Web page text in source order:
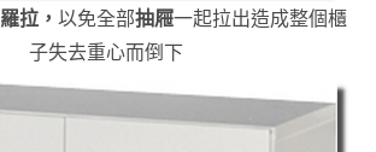
羅拉， 以免全部抽屜一起拉出造成整個櫃
子失去重心而倒下